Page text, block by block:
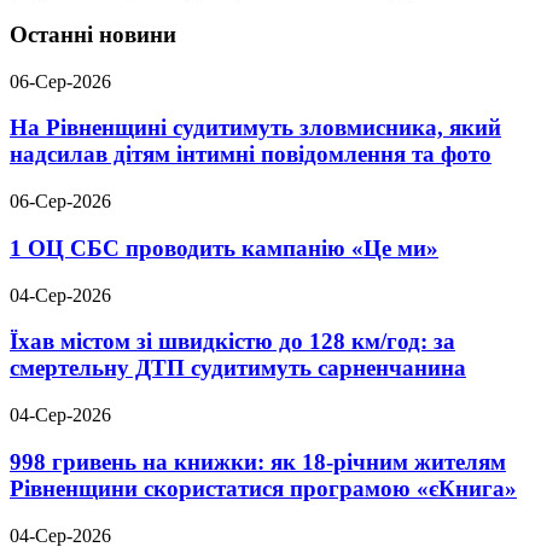
Останні новини
06-Сер-2026
На Рівненщині судитимуть зловмисника, який
надсилав дітям інтимні повідомлення та фото
06-Сер-2026
1 ОЦ СБС проводить кампанію «Це ми»
04-Сер-2026
Їхав містом зі швидкістю до 128 км/год: за
смертельну ДТП судитимуть сарненчанина
04-Сер-2026
998 гривень на книжки: як 18-річним жителям
Рівненщини скористатися програмою «єКнига»
04-Сер-2026